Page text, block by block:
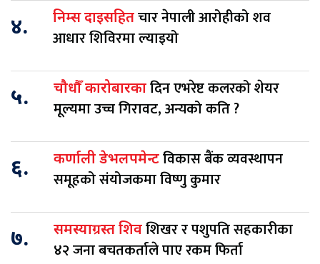
४. निम्स दाइसहितचार नेपाली आरोहीको शव
आधार शिविरमा ल्याइयो
५. चौधौँ कारोबारकादिन एभरेष्ट कलरको शेयर
मूल्यमा उच्च गिरावट, अन्यको कति ?
६. कर्णाली डेभलपमेन्टविकास बैंक व्यवस्थापन
समूहको संयोजकमा विष्णु कुमार
७. समस्याग्रस्त शिवशिखर र पशुपति सहकारीका
४२ जना बचतकर्ताले पाए रकम फिर्ता